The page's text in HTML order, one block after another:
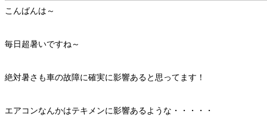
こんばんは～
毎日超暑いですね～
絶対暑さも車の故障に確実に影響あると思ってます！
エアコンなんかはテキメンに影響あるような・・・・・